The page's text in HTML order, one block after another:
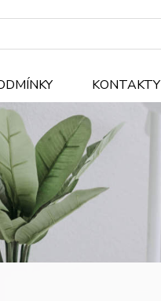
KONTAKTY